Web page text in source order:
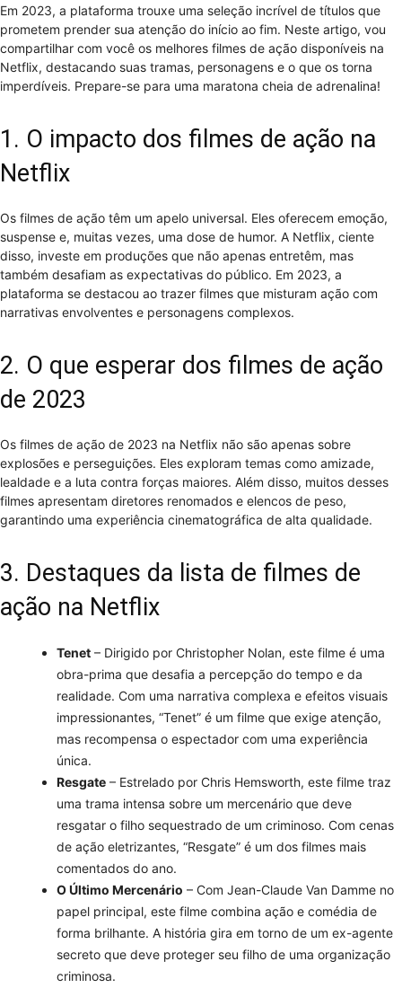
Em 2023, a plataforma trouxe uma seleção incrível de títulos que
prometem prender sua atenção do início ao fim. Neste artigo, vou
compartilhar com você os melhores filmes de ação disponíveis na
Netflix, destacando suas tramas, personagens e o que os torna
imperdíveis. Prepare-se para uma maratona cheia de adrenalina!
1. O impacto dos filmes de ação na
Netflix
Os filmes de ação têm um apelo universal. Eles oferecem emoção,
suspense e, muitas vezes, uma dose de humor. A Netflix, ciente
disso, investe em produções que não apenas entretêm, mas
também desafiam as expectativas do público. Em 2023, a
plataforma se destacou ao trazer filmes que misturam ação com
narrativas envolventes e personagens complexos.
2. O que esperar dos filmes de ação
de 2023
Os filmes de ação de 2023 na Netflix não são apenas sobre
explosões e perseguições. Eles exploram temas como amizade,
lealdade e a luta contra forças maiores. Além disso, muitos desses
filmes apresentam diretores renomados e elencos de peso,
garantindo uma experiência cinematográfica de alta qualidade.
3. Destaques da lista de filmes de
ação na Netflix
Tenet – Dirigido por Christopher Nolan, este filme é uma
obra-prima que desafia a percepção do tempo e da
realidade. Com uma narrativa complexa e efeitos visuais
impressionantes, “Tenet” é um filme que exige atenção,
mas recompensa o espectador com uma experiência
única.
Resgate – Estrelado por Chris Hemsworth, este filme traz
uma trama intensa sobre um mercenário que deve
resgatar o filho sequestrado de um criminoso. Com cenas
de ação eletrizantes, “Resgate” é um dos filmes mais
comentados do ano.
O Último Mercenário – Com Jean-Claude Van Damme no
papel principal, este filme combina ação e comédia de
forma brilhante. A história gira em torno de um ex-agente
secreto que deve proteger seu filho de uma organização
criminosa.